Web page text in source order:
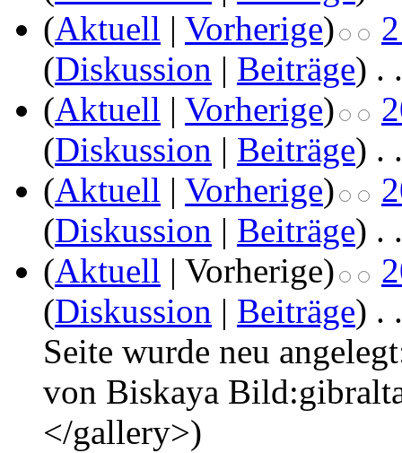
(Aktuell | Vorherige)
(Diskussion | Beiträge) . .
(Aktuell | Vorherige)
(Diskussion | Beiträge) . .
(Aktuell | Vorherige)
(Diskussion | Beiträge) . .
(Aktuell | Vorherige)
(Diskussion | Beiträge) . .
Seite wurde neu
von Biskaya
</gallery>)